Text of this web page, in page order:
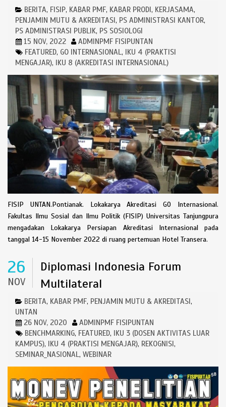
BERITA, FISIP, KABAR PMF, KABAR PRODI, KERJASAMA,
PENJAMIN MUTU & AKREDITASI, PS ADMINISTRASI KANTOR,
PS ADMINISTRASI PUBLIK, PS SOSIOLOGI
15 NOV, 2022
ADMINPMF FISIPUNTAN
FEATURED, GO INTERNASIONAL, IKU 4 (PRAKTISI
MENGAJAR), IKU 8 (AKREDITASI INTERNASIONAL)
FISIP UNTAN.Pontianak. Lokakarya Akreditasi GO Internasional.
Fakultas Ilmu Sosial dan Ilmu Politik (FISIP) Universitas Tanjungpura
mengadakan Lokakarya Persiapan Akreditasi Internasional pada
tanggal 14-15 November 2022 di ruang pertemuan Hotel Transera.
26
NOV
Diplomasi Indonesia Forum
Multilateral
BERITA, KABAR PMF, PENJAMIN MUTU & AKREDITASI ,
UNTAN
26 NOV, 2020
ADMINPMF FISIPUNTAN
BENCHMARKING, FEATURED,
IKU 3 (DOSEN AKTIVITAS LUAR
KAMPUS), IKU 4 (PRAKTISI MENGAJAR), REKOGNISI ,
SEMINAR_NASIONAL, WEBINAR